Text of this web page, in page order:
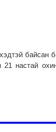
байсан
настай